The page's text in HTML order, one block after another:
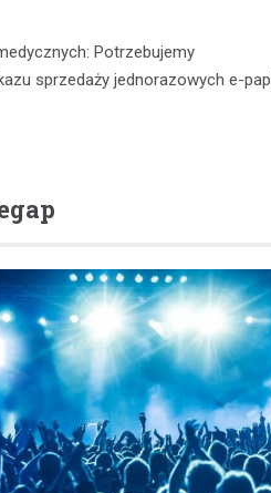
Potrzebujemy
sprzedaży jednorazowych e-